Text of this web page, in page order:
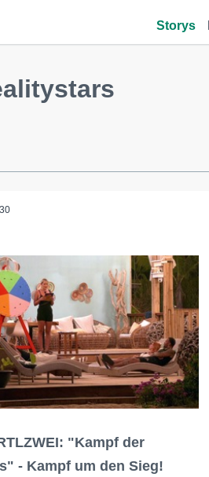
Storys
"Kampf der
- Kampf um den Sieg!